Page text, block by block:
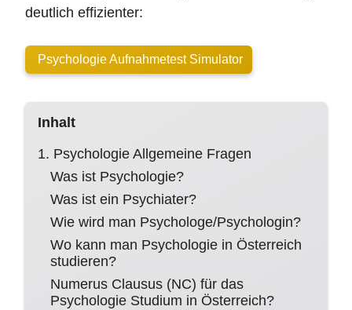
deutlich effizienter:
Psychologie Aufnahmetest Simulator
Inhalt
1. Psychologie Allgemeine Fragen
Was ist Psychologie?
Was ist ein Psychiater?
Wie wird man Psychologe/Psychologin?
Wo kann man Psychologie in Österreich
studieren?
Numerus Clausus (NC) für das
Psychologie Studium in Österreich?